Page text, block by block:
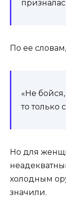
По ее
«Не
то только
Но для
холодным
значили.